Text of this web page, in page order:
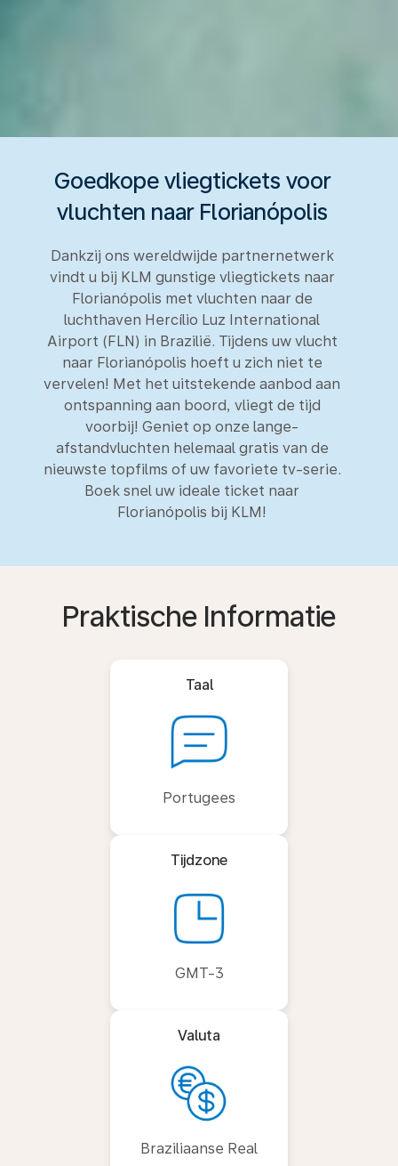
Goedkope vliegtickets voor
vluchten naar Florianópolis
Dankzij ons wereldwijde partnernetwerk
vindt u bij KLM gunstige vliegtickets naar
Florianópolis met vluchten naar de
luchthaven Hercílio Luz International
Airport (FLN) in Brazilië. Tijdens uw vlucht
naar Florianópolis hoeft u zich niet te
vervelen! Met het uitstekende aanbod aan
ontspanning aan boord, vliegt de tijd
voorbij! Geniet op onze lange-
afstandvluchten helemaal gratis van de
nieuwste topfilms of uw favoriete tv-serie.
Boek snel uw ideale ticket naar
Florianópolis bij KLM!
Praktische Informatie
Taal
Portugees
Tijdzone
GMT-3
Valuta
Braziliaanse Real